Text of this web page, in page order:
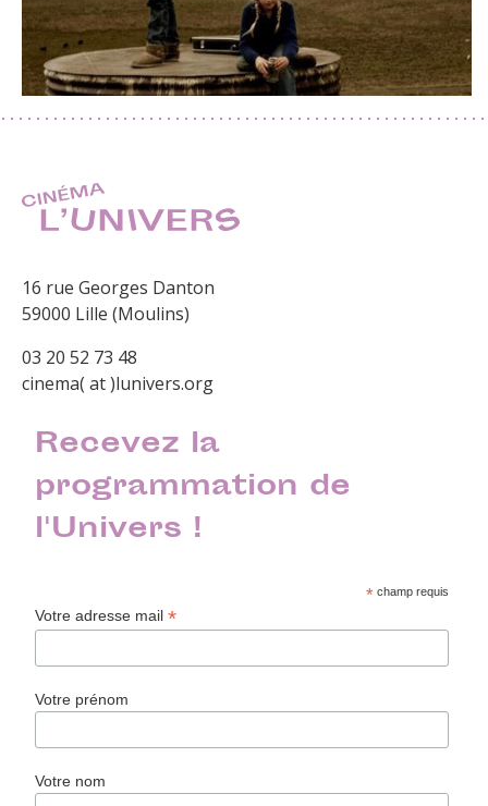
16 rue Georges Danton
59000 Lille (Moulins)
03 20 52 73 48
cinema( at )lunivers.org
Recevez la
programmation de
l'Univers !
* champ requis
Votre adresse mail*
Votre prénom
Votre nom